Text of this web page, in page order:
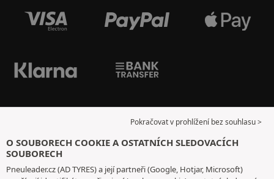
Pokračovat v prohlížení bez souhlasu >
O SOUBORECH COOKIE A OSTATNÍCH SLEDOVACÍCH
SOUBORECH
Pneuleader.cz (AD TYRES) a její partneři (Google, Hotjar, Microsoft)